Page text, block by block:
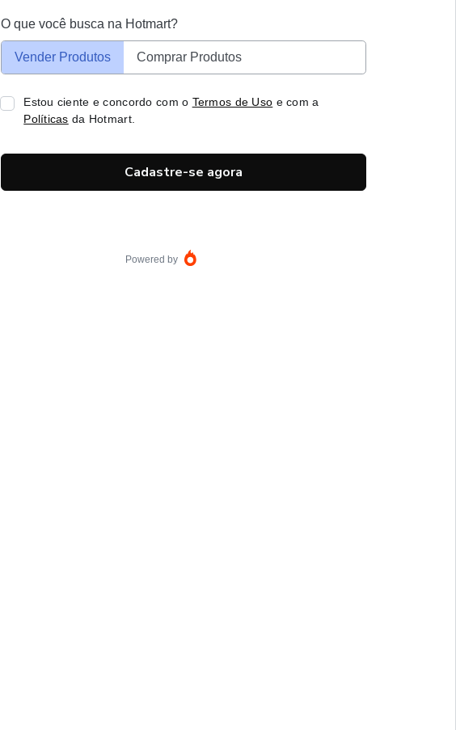
O que você busca na Hotmart?
Vender Produtos Comprar Produtos
Estou ciente e concordo com o Termos de Uso e com a
Políticas da Hotmart.
Cadastre-se agora
Powered by